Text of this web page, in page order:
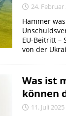
24. Februar
Hammer
EU-Beitritt –
von der
Was ist
können
11. Juli 2025